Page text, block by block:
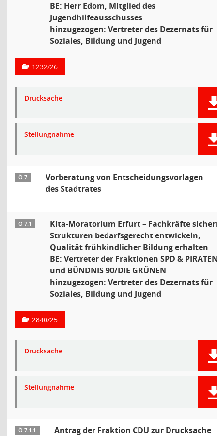
BE: Herr Edom, Mitglied des
Jugendhilfeausschusses
hinzugezogen: Vertreter des Dezernats für
Soziales, Bildung und Jugend
1232/26
Drucksache
Stellungnahme
Ö 7
Vorberatung von Entscheidungsvorlagen
des Stadtrates
Ö 7.1
Kita-Moratorium Erfurt – Fachkräfte
Strukturen bedarfsgerecht entwickeln,
Qualität frühkindlicher Bildung erhalten
BE: Vertreter der Fraktionen SPD &
und BÜNDNIS 90/DIE GRÜNEN
hinzugezogen: Vertreter des Dezernats für
Soziales, Bildung und Jugend
2840/25
Drucksache
Stellungnahme
Ö 7.1.1
Antrag der Fraktion CDU zur Drucksache